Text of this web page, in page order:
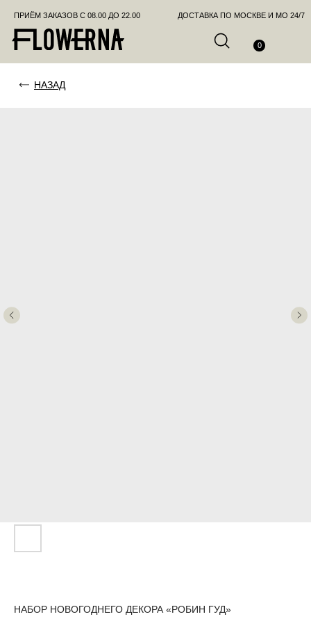
ПРИЁМ ЗАКАЗОВ С 08.00 ДО 22.00
НАБОР НОВОГОДНЕГО ДЕКОРА «РОБИН ГУД»